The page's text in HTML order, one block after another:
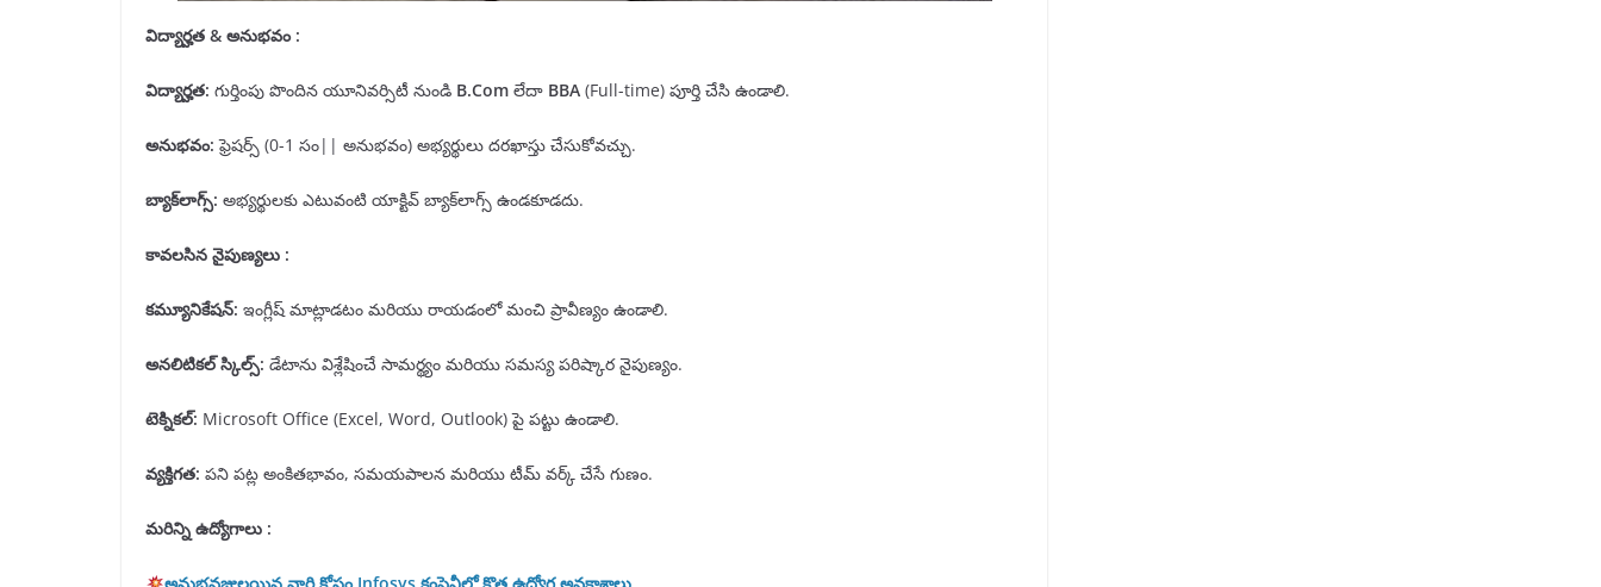
విద్యార్హత & అనుభవం :
విద్యార్హత: గుర్తింపు పొందిన యూనివర్సిటీ నుండి B.Com లేదా BBA (Full-time) పూర్తి చేసి ఉండాలి.
అనుభవం: ఫ్రెషర్స్ (0-1 సం|| అనుభవం) అభ్యర్థులు దరఖాస్తు చేసుకోవచ్చు.
బ్యాక్లాగ్స్: అభ్యర్థులకు ఎటువంటి యాక్టివ్ బ్యాక్‌లాగ్స్ ఉండకూడదు.
కావలసిన నైపుణ్యలు :
కమ్యూనికేషన్: ఇంగ్లీష్ మాట్లాడటం మరియు రాయడంలో మంచి ప్రావీణ్యం ఉండాలి.
అనలిటికల్ స్కిల్స్: డేటాను విశ్లేషించే సామర్థ్యం మరియు సమస్య పరిష్కార నైపుణ్యం.
టెక్నికల్: Microsoft Office (Excel, Word, Outlook) పై పట్టు ఉండాలి.
వ్యక్తిగత: పని పట్ల అంకితభావం, సమయపాలన మరియు టీమ్ వర్క్ చేసే గుణం.
మరిన్ని ఉద్యోగాలు :